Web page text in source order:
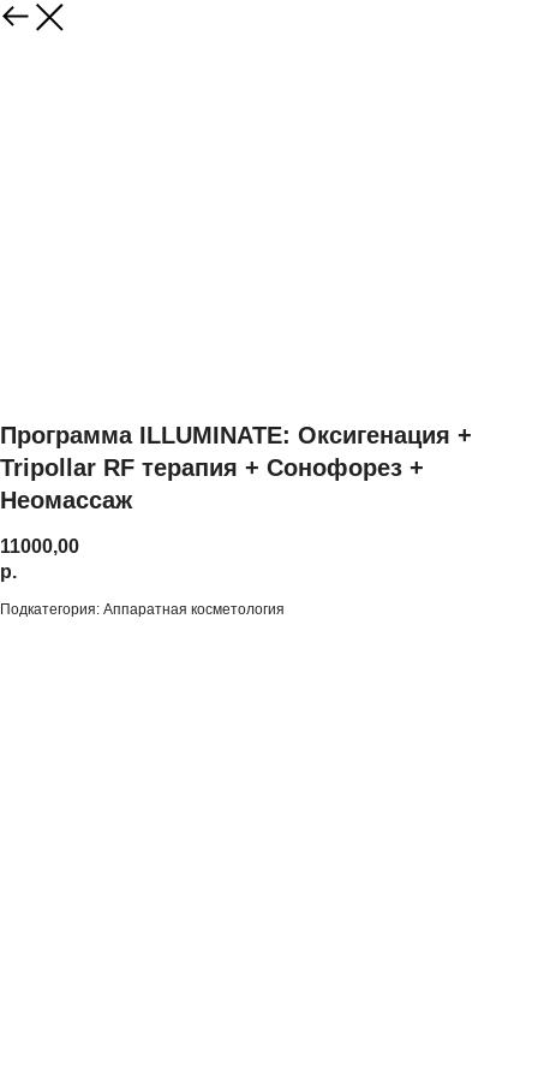
Программа ILLUMINATE: Оксигенация +
Tripollar RF терапия + Сонофорез +
Неомассаж
11000,00
р.
Подкатегория: Аппаратная косметология